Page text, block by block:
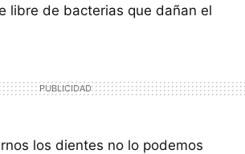
libre de bacterias que dañan el
los dientes no lo podemos